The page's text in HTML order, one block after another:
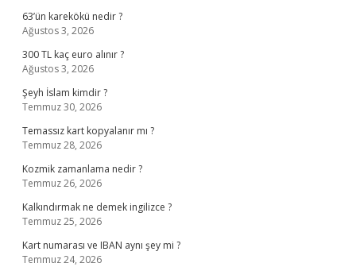
63’ün karekökü nedir ?
Ağustos 3, 2026
300 TL kaç euro alınır ?
Ağustos 3, 2026
Şeyh İslam kimdir ?
Temmuz 30, 2026
Temassız kart kopyalanır mı ?
Temmuz 28, 2026
Kozmik zamanlama nedir ?
Temmuz 26, 2026
Kalkındırmak ne demek ingilizce ?
Temmuz 25, 2026
Kart numarası ve IBAN aynı şey mi ?
Temmuz 24, 2026